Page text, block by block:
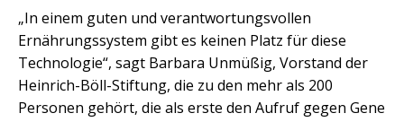
„In einem guten und verantwortungsvollen
Ernährungssystem gibt es keinen Platz für diese
Technologie“, sagt Barbara Unmüßig, Vorstand der
Heinrich-Böll-Stiftung, die zu den mehr als 200
Personen gehört, die als erste den Aufruf gegen Gene